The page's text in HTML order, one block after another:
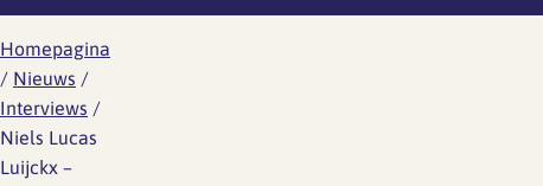
Branche analyse en
onderzoek
Gedragscode
Vertrouwenspersoon
Handreikingen
Homepagina
/ Nieuws /
Interviews /
Niels Lucas
Luijckx –